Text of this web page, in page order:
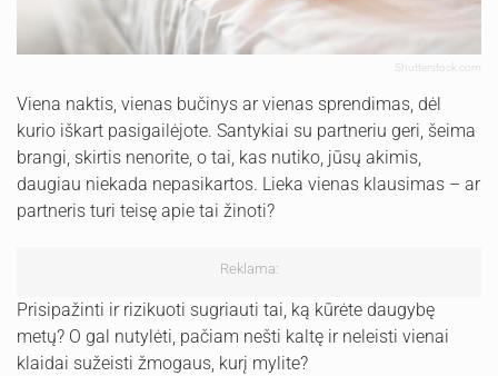
Shutterstock.com
Viena naktis, vienas bučinys ar vienas sprendimas, dėl
kurio iškart pasigailėjote. Santykiai su partneriu geri, šeima
brangi, skirtis nenorite, o tai, kas nutiko, jūsų akimis,
daugiau niekada nepasikartos. Lieka vienas klausimas – ar
partneris turi teisę apie tai žinoti?
Reklama:
Prisipažinti ir rizikuoti sugriauti tai, ką kūrėte daugybę
metų? O gal nutylėti, pačiam nešti kaltę ir neleisti vienai
klaidai sužeisti žmogaus, kurį mylite?